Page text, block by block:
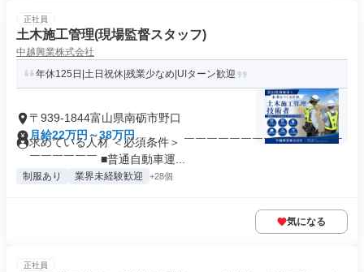
正社員
土木施工管理(現場監督スタッフ)
中越興業株式会社
年休125日|土日祝休|残業少なめ|UIターン歓迎
〒939-1844富山県南砺市野口
月給22万円～38万円
求めている人材 ＜必須条件＞ ￣￣￣￣￣￣￣￣￣￣￣￣￣￣
￣￣￣￣￣￣ ■普通自動車運...
制服あり 業界未経験歓迎 +28個
気になる
正社員